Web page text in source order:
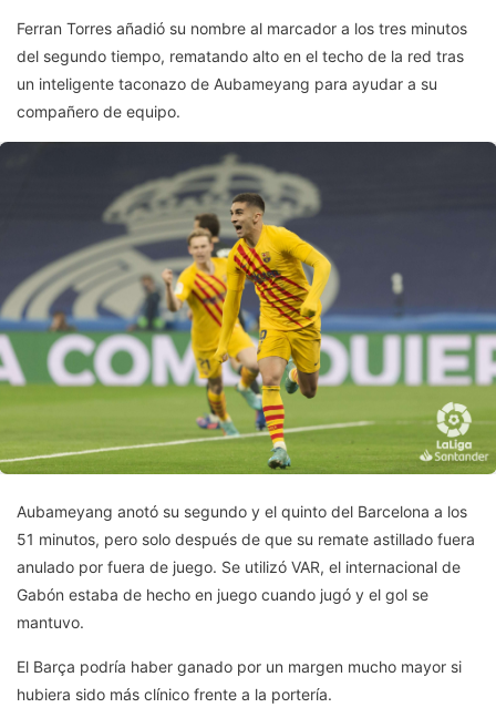
Ferran Torres añadió su nombre al marcador a los tres minutos
del segundo tiempo, rematando alto en el techo de la red tras
un inteligente taconazo de Aubameyang para ayudar a su
compañero de equipo.
Aubameyang anotó su segundo y el quinto del Barcelona a los
51 minutos, pero solo después de que su remate astillado fuera
anulado por fuera de juego. Se utilizó VAR, el internacional de
Gabón estaba de hecho en juego cuando jugó y el gol se
mantuvo.
El Barça podría haber ganado por un margen mucho mayor si
hubiera sido más clínico frente a la portería.